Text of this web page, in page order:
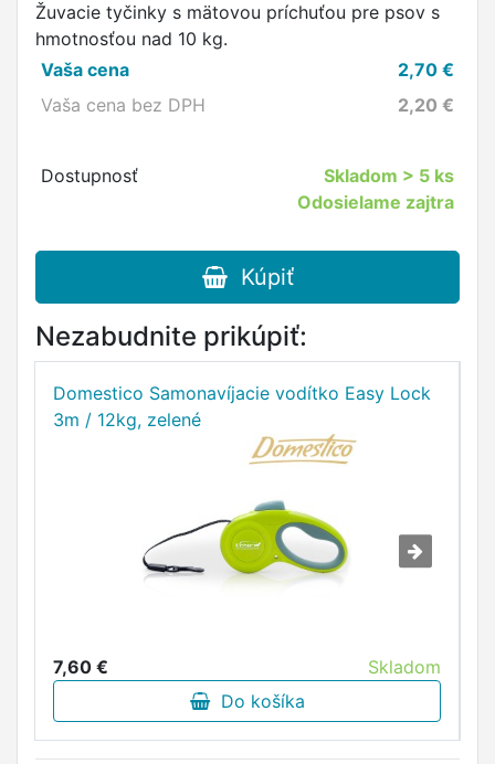
Žuvacie tyčinky s mätovou príchuťou pre psov s
hmotnosťou nad 10 kg.
Vaša cena
2,70 €
Vaša cena bez DPH
2,20 €
Dostupnosť Skladom > 5 ks
Odosielame zajtra
Kúpiť
Nezabudnite prikúpiť:
Domestico Samonavíjacie vodítko Easy Lock
3m / 12kg, zelené
7,60 €
Skladom
Do košíka